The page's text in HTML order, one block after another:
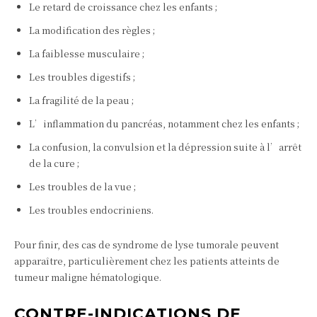
Le retard de croissance chez les enfants ;
La modification des règles ;
La faiblesse musculaire ;
Les troubles digestifs ;
La fragilité de la peau ;
L’inflammation du pancréas, notamment chez les enfants ;
La confusion, la convulsion et la dépression suite à l’arrêt
de la cure ;
Les troubles de la vue ;
Les troubles endocriniens.
Pour finir, des cas de syndrome de lyse tumorale peuvent
apparaître, particulièrement chez les patients atteints de
tumeur maligne hématologique.